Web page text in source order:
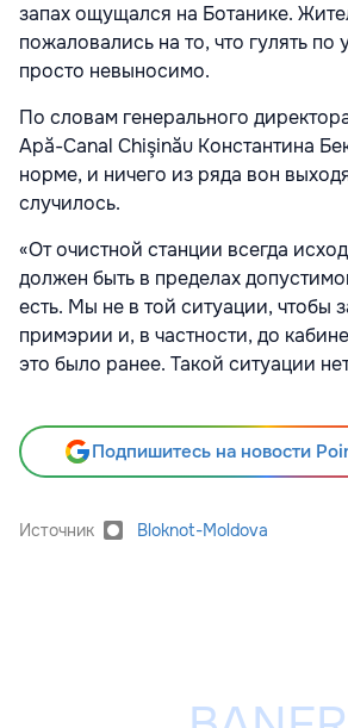
запах ощущался на Ботанике.
пожаловались на то, что гулять по
просто невыносимо.
По словам генерального
Apă-Canal Chişinău Константина
норме, и ничего из ряда вон
случилось.
«От очистной станции всегда
должен быть в пределах
есть. Мы не в той ситуации, чтобы
примэрии и, в частности, до
это было ранее. Такой ситуации
Подпишитесь на новости
Источник Bloknot-Moldova